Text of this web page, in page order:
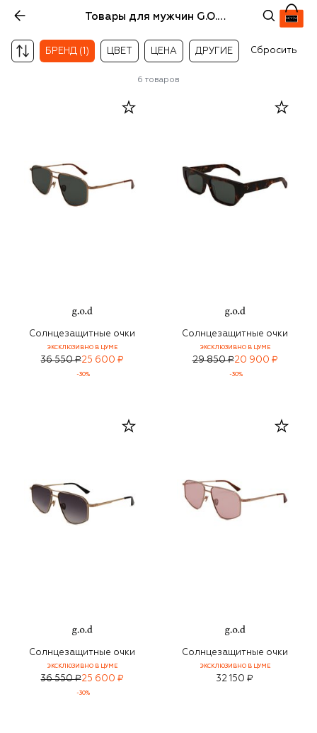
Товары для мужчин G.O.D. eyewear
БРЕНД (1) ЦВЕТ ЦЕНА ДРУГИЕ Сбросить
6 товаров
Солнцезащитные очки
ЭКСКЛЮЗИВНО В ЦУМЕ
36 550 ₽25 600 ₽
-30%
Солнцезащитные очки
ЭКСКЛЮЗИВНО В ЦУМЕ
29 850 ₽20 900 ₽
-30%
Солнцезащитные очки
ЭКСКЛЮЗИВНО В ЦУМЕ
36 550 ₽25 600 ₽
-30%
Солнцезащитные очки
ЭКСКЛЮЗИВНО В ЦУМЕ
32 150 ₽